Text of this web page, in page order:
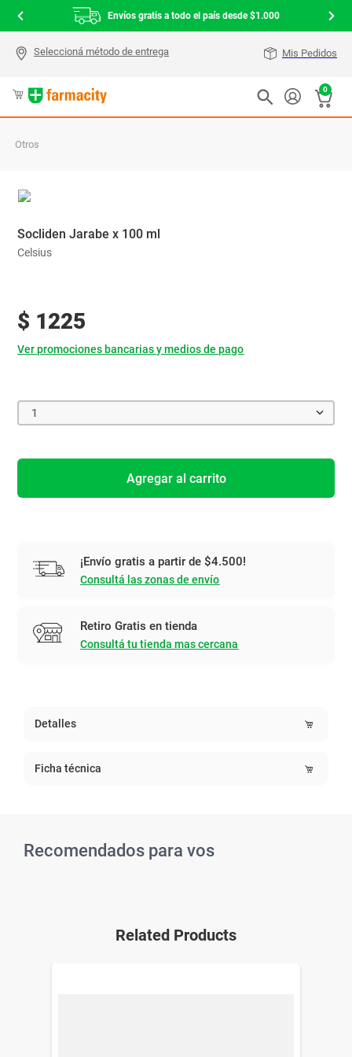
Envíos gratis a todo el país desde $1.000
Mis Pedidos
0
Otros
Socliden Jarabe x 100 ml
Celsius
$ 1225
Ver promociones bancarias y medios de pago
1
Agregar al carrito
¡Envío gratis a partir de $4.500!
Consultá las zonas de envío
Retiro Gratis en tienda
Consultá tu tienda mas cercana
Detalles
Ficha técnica
Recomendados para vos
Related Products